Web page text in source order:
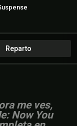
Reparto
me ves,
Now You